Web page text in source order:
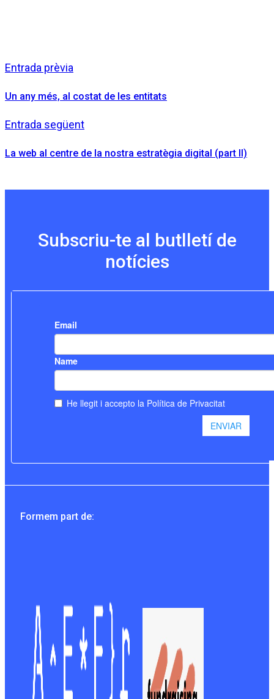
Entrada prèvia
Un any més, al costat de les entitats
Entrada següent
La web al centre de la nostra estratègia digital (part II)
Subscriu-te al butlletí de
notícies
Formem part de: